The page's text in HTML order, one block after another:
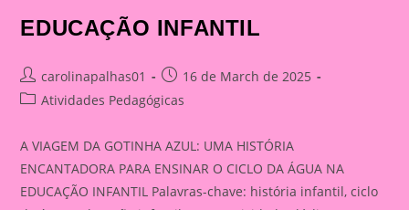
EDUCAÇÃO INFANTIL
Post
author:
carolinapalhas01
Post
published:
16 de March de 2025
PostAtividades Pedagógicas
A VIAGEM DA GOTINHA AZUL: UMA HISTÓRIA
ENCANTADORA PARA ENSINAR O CICLO DA ÁGUA NA
EDUCAÇÃO INFANTIL Palavras-chave: história infantil, ciclo